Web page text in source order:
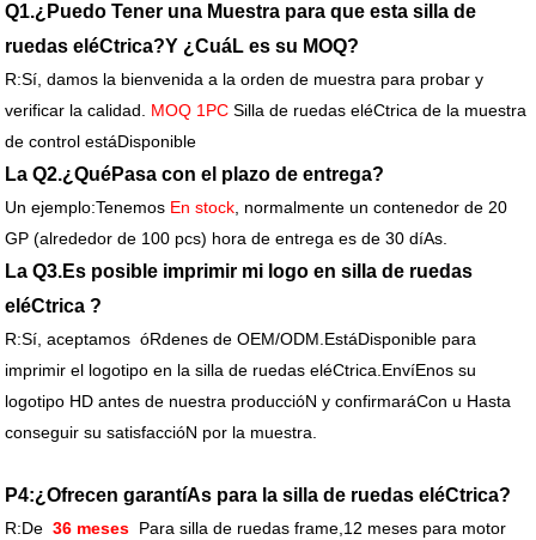
Q1.¿Puedo Tener una Muestra para que esta silla de
ruedas eléCtrica?Y ¿CuáL es su MOQ?
R:Sí, damos la bienvenida a la orden de muestra para probar y
verificar la calidad. MOQ 1PC Silla de ruedas eléCtrica de la muestra
de control estáDisponible
La Q2.¿QuéPasa con el plazo de entrega?
Un ejemplo:Tenemos En stock , normalmente un contenedor de 20
GP (alrededor de 100 pcs) hora de entrega es de 30 díAs.
La Q3.Es posible imprimir mi logo en silla de ruedas
eléCtrica ?
R:Sí, aceptamos óRdenes de OEM/ODM.EstáDisponible para
imprimir el logotipo en la silla de ruedas eléCtrica.EnvíEnos su
logotipo HD antes de nuestra produccióN y confirmaráCon u Hasta
conseguir su satisfaccióN por la muestra.
P4:¿Ofrecen garantíAs para la silla de ruedas eléCtrica?
R:De 36 meses Para silla de ruedas frame,12 meses para motor